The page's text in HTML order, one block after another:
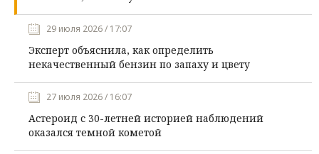
29 июля 2026 / 17:07
Эксперт объяснила, как определить
некачественный бензин по запаху и цвету
27 июля 2026 / 16:07
Астероид с 30-летней историей наблюдений
оказался темной кометой